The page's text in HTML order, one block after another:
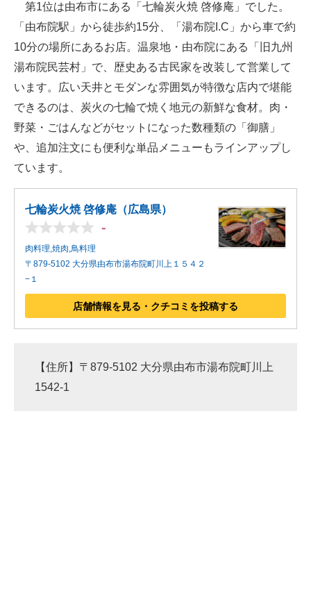
第1位は由布市にある「七輪炭火焼 啓修庵」でした。
「由布院駅」から徒歩約15分、「湯布院I.C」から車で約
10分の場所にあるお店。温泉地・由布院にある「旧九州
湯布院民芸村」で、歴史ある古民家を改装して営業して
います。広い天井とモダンな雰囲気が特徴な店内で堪能
できるのは、炭火の七輪で焼く地元の新鮮な食材。肉・
野菜・ごはんなどがセットになった数種類の「御膳」
や、追加注文にも便利な単品メニューもラインアップし
ています。
七輪炭火焼 啓修庵（広島県）
-
肉料理,焼肉,鳥料理
〒879-5102 大分県由布市湯布院町川上１５４２
−１
店舗情報を見る・クチコミを投稿する
【住所】〒879-5102 大分県由布市湯布院町川上
1542-1